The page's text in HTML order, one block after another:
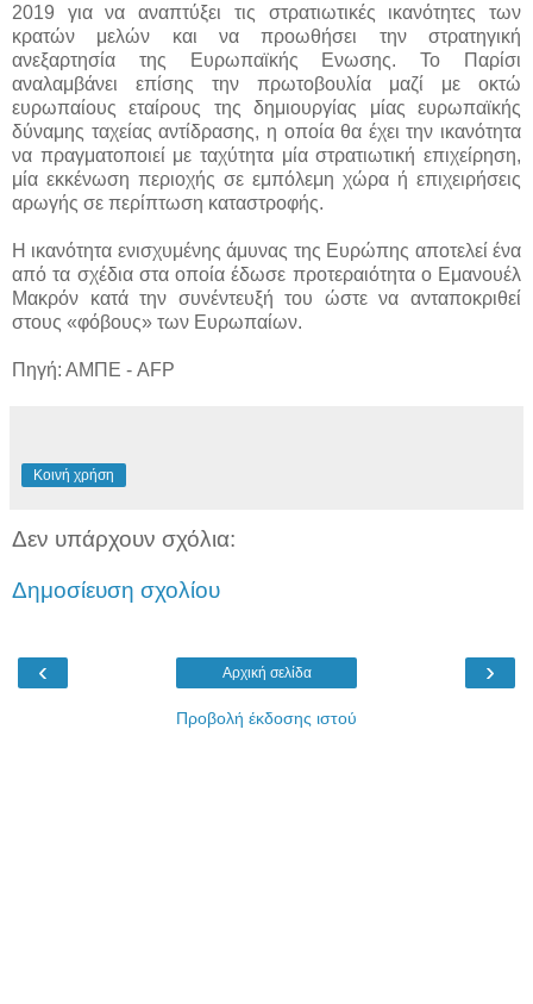
2019 για να αναπτύξει τις στρατιωτικές ικανότητες των
κρατών μελών και να προωθήσει την στρατηγική
ανεξαρτησία της Ευρωπαϊκής Ενωσης. Το Παρίσι
αναλαμβάνει επίσης την πρωτοβουλία μαζί με οκτώ
ευρωπαίους εταίρους της δημιουργίας μίας ευρωπαϊκής
δύναμης ταχείας αντίδρασης, η οποία θα έχει την ικανότητα
να πραγματοποιεί με ταχύτητα μία στρατιωτική επιχείρηση,
μία εκκένωση περιοχής σε εμπόλεμη χώρα ή επιχειρήσεις
αρωγής σε περίπτωση καταστροφής.
Η ικανότητα ενισχυμένης άμυνας της Ευρώπης αποτελεί ένα
από τα σχέδια στα οποία έδωσε προτεραιότητα ο Εμανουέλ
Μακρόν κατά την συνέντευξή του ώστε να ανταποκριθεί
στους «φόβους» των Ευρωπαίων.
Πηγή: ΑΜΠΕ - AFP
Κοινή χρήση
Δεν υπάρχουν σχόλια:
Δημοσίευση σχολίου
‹ ›
Αρχική σελίδα
Προβολή έκδοσης ιστού